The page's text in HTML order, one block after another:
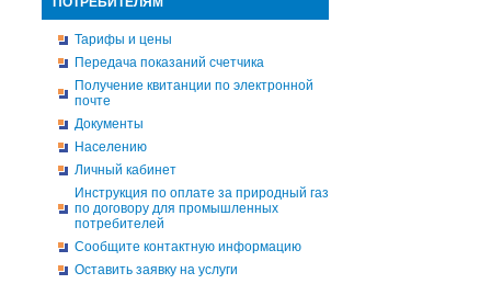
Тарифы и цены
Передача показаний счетчика
Получение квитанции по электронной
почте
Документы
Населению
Личный кабинет
Инструкция по оплате за природный газ
по договору для промышленных
потребителей
Сообщите контактную информацию
Оставить заявку на услуги